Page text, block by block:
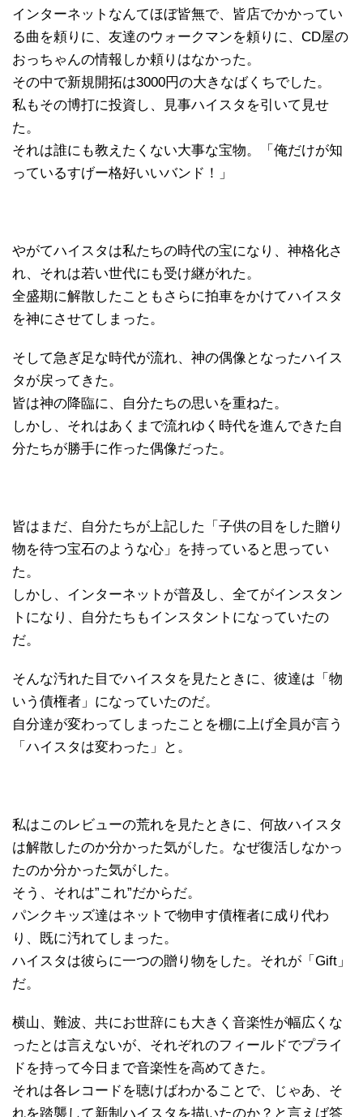
インターネットなんてほぼ皆無で、皆店でかかってい
る曲を頼りに、友達のウォークマンを頼りに、CD屋の
おっちゃんの情報しか頼りはなかった。
その中で新規開拓は3000円の大きなばくちでした。
私もその博打に投資し、見事ハイスタを引いて見せ
た。
それは誰にも教えたくない大事な宝物。「俺だけが知
っているすげー格好いいバンド！」
やがてハイスタは私たちの時代の宝になり、神格化さ
れ、それは若い世代にも受け継がれた。
全盛期に解散したこともさらに拍車をかけてハイスタ
を神にさせてしまった。
そして急ぎ足な時代が流れ、神の偶像となったハイス
タが戻ってきた。
皆は神の降臨に、自分たちの思いを重ねた。
しかし、それはあくまで流れゆく時代を進んできた自
分たちが勝手に作った偶像だった。
皆はまだ、自分たちが上記した「子供の目をした贈り
物を待つ宝石のような心」を持っていると思ってい
た。
しかし、インターネットが普及し、全てがインスタン
トになり、自分たちもインスタントになっていたの
だ。
そんな汚れた目でハイスタを見たときに、彼達は「物
いう債権者」になっていたのだ。
自分達が変わってしまったことを棚に上げ全員が言う
「ハイスタは変わった」と。
私はこのレビューの荒れを見たときに、何故ハイスタ
は解散したのか分かった気がした。なぜ復活しなかっ
たのか分かった気がした。
そう、それは”これ”だからだ。
パンクキッズ達はネットで物申す債権者に成り代わ
り、既に汚れてしまった。
ハイスタは彼らに一つの贈り物をした。それが「Gift」
だ。
横山、難波、共にお世辞にも大きく音楽性が幅広くな
ったとは言えないが、それぞれのフィールドでプライ
ドを持って今日まで音楽性を高めてきた。
それは各レコードを聴けばわかることで、じゃあ、そ
れを踏襲して新制ハイスタを描いたのか？と言えば答